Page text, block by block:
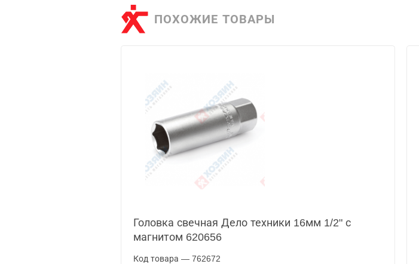
ПОХОЖИЕ ТОВАРЫ
Головка свечная Дело техники 16мм 1/2" с
магнитом 620656
Код товара — 762672